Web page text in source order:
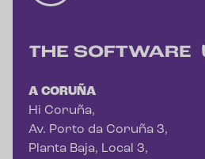
A CORUÑA
Hi Coruña,
Av. Porto da Coruña 3,
Planta Baja, Local 3,